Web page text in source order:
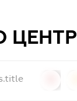
ЦЕНТР